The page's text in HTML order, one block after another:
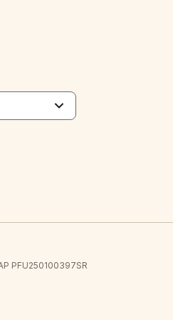
PFU250100397SR